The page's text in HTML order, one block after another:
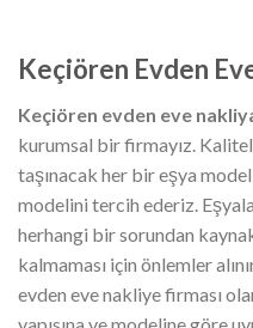
Keçiören Evden
Keçiören evden eve
kurumsal bir firmayız.
taşınacak her bir eşya
modelini tercih ederiz.
herhangi bir sorundan
kalmaması için önlemler
evden eve nakliye firması